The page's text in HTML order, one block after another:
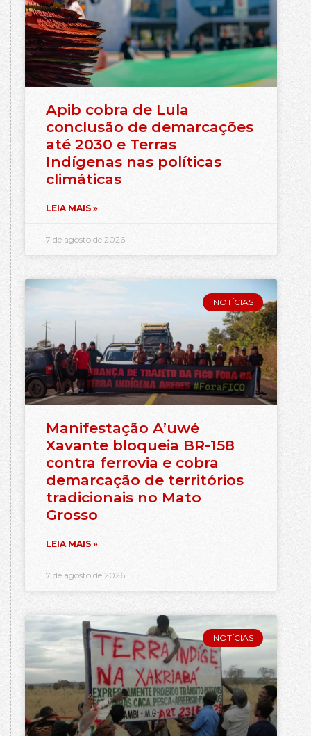
Apib cobra de Lula
conclusão de demarcações
até 2030 e Terras
Indígenas nas políticas
climáticas
LEIA MAIS »
7 de agosto de 2026
NOTÍCIAS
Manifestação A’uwé
Xavante bloqueia BR-158
contra ferrovia e cobra
demarcação de territórios
tradicionais no Mato
Grosso
LEIA MAIS »
7 de agosto de 2026
NOTÍCIAS